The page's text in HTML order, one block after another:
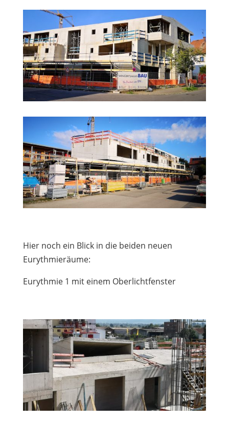
Hier noch ein Blick in die beiden neuen
Eurythmieräume:
Eurythmie 1 mit einem Oberlichtfenster